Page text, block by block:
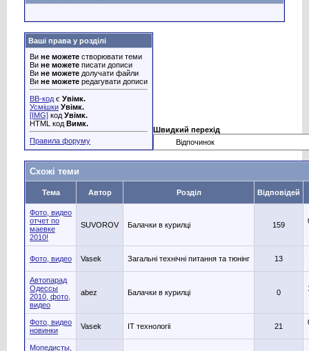
Ваші права у розділі
Ви не можете створювати теми
Ви не можете писати дописи
Ви не можете долучати файли
Ви не можете редагувати дописи
BB-код є Увімк.
Усмішки Увімк.
[IMG] код Увімк.
HTML код Вимк.
Правила форуму
Швидкий перехід
Схожі теми
Тема Автор Розділ Відповідей
Фото, видео
отчет по
маевке
2010!
SUVOROV Балачки в курилці 159
Фото, видео Vasek Загальні технічні питання та тюнінг 13
Автопарад
Одессы
2010, фото,
видео
abez Балачки в курилці 0
Фото, видео
новинки
Vasek IT технологіі 21
Мопедисты,